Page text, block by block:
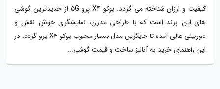
کیفیت و ارزان شناخته می گردد. پوکو X4 پرو 5G از جدیدترین گوشی
های این برند است که با طراحی مدرن، نمایشگری خوش نقش و
دوربینی عالی آمده تا جایگزین مدل بسیار محبوب پوکو X3 پرو گردد. در
این راهنمای خرید به آنالیز ساخت و قیمت گوشی...